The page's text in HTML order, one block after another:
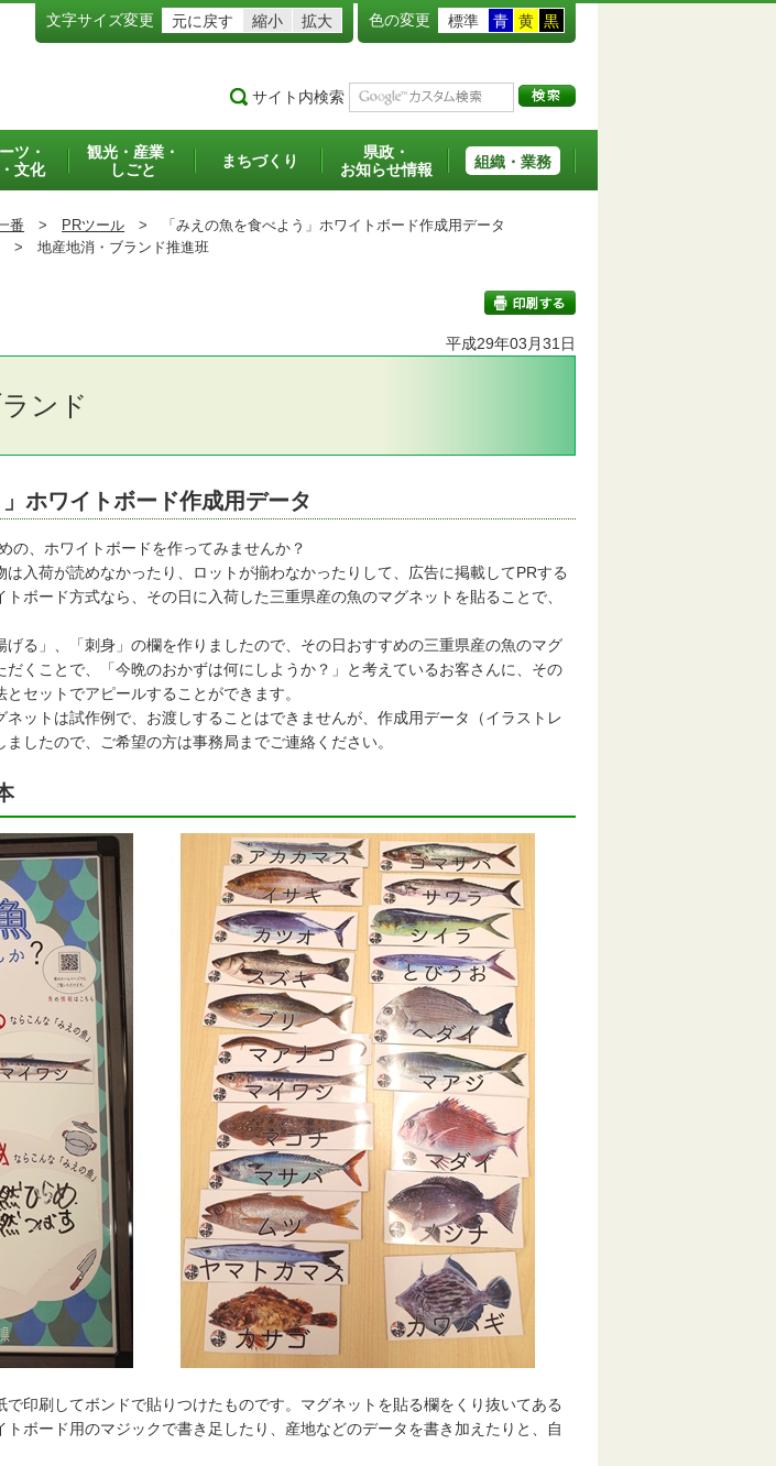
文字サイズ変更 元に戻す 縮小 拡大 色の変更 標準 青 黄 黒
サイト内検索
ツ・
文化
観光・産業・
しごと
まちづくり
県政・
お知らせ情報
組織・業務
番 > PRツール > 「みえの魚を食べよう」ホワイトボード作成用データ
> 地産地消・ブランド推進班
平成29年03月31日
ンド
」ホワイトボード作成用データ
、ホワイトボードを作ってみませんか？
入荷が読めなかったり、ロットが揃わなかったりして、広告に掲載してPRする
ボード方式なら、その日に入荷した三重県産の魚のマグネットを貼ることで、
る」、「刺身」の欄を作りましたので、その日おすすめの三重県産の魚のマグ
くことで、「今晩のおかずは何にしようか？」と考えているお客さんに、その
セットでアピールすることができます。
ットは試作例で、お渡しすることはできませんが、作成用データ（イラストレ
したので、ご希望の方は事務局までご連絡ください。
印刷してボンドで貼りつけたものです。マグネットを貼る欄をくり抜いてある
ボード用のマジックで書き足したり、産地などのデータを書き加えたりと、自